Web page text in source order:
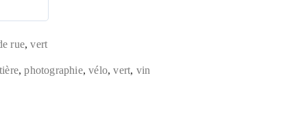
rue,vert
,photographie,vélo,vert, vin